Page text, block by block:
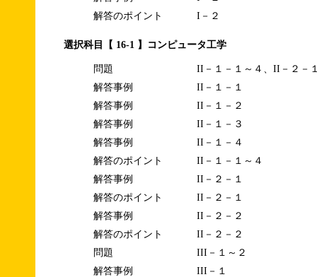
解答のポイント
I－２
選択科目【 16-1 】コンピュータ工学
問題
II－１－１～４、II－２－
解答事例
II－１－１
解答事例
II－１－２
解答事例
II－１－３
解答事例
II－１－４
解答のポイント
II－１－１～４
解答事例
II－２－１
解答のポイント
II－２－１
解答事例
II－２－２
解答のポイント
II－２－２
問題
III－１～２
解答事例
III－１